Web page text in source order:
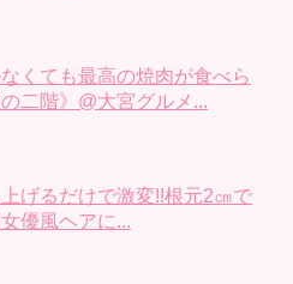
くても最高の焼肉が食べら
二階》@大宮グルメ...
げるだけで激変!!根元2㎝で
優風ヘアに...